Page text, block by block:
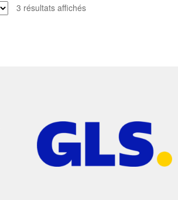
3 résultats affichésTrié